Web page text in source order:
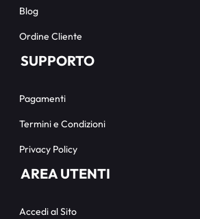
Blog
Ordine Cliente
SUPPORTO
Pagamenti
Termini e Condizioni
Privacy Policy
AREA UTENTI
Accedi al Sito